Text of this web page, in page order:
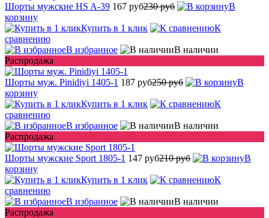
Шорты мужские HS A-39 167 руб230 руб
В
корзину
Купить в 1 клик
К
сравнению
В избранное
В наличии
Распродажа
Шорты муж. Pinidiyi 1405-1 187 руб250 руб
В
корзину
Купить в 1 клик
К
сравнению
В избранное
В наличии
Распродажа
Шорты мужские Sport 1805-1 147 руб210 руб
В
корзину
Купить в 1 клик
К
сравнению
В избранное
В наличии
Распродажа